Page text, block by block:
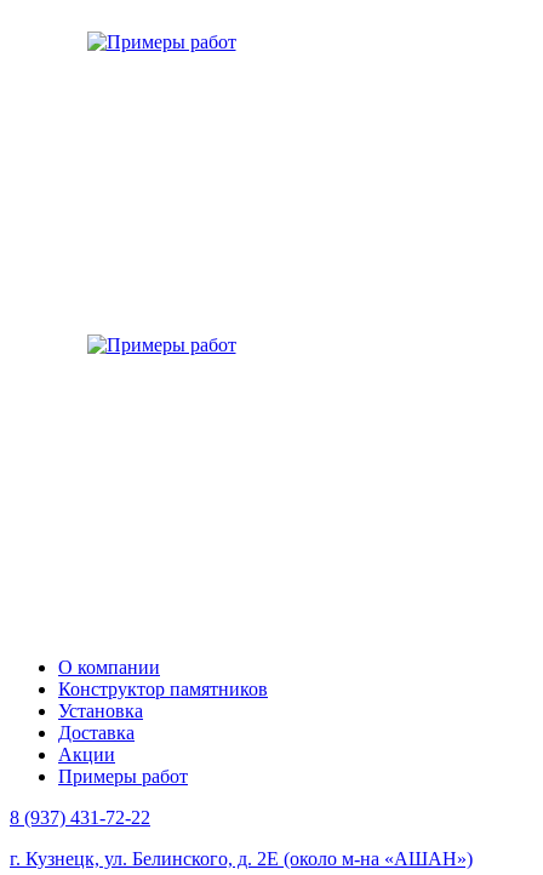
О компании
Конструктор памятников
Установка
Доставка
Акции
Примеры работ
8 (937) 431-72-22
г. Кузнецк, ул. Белинского, д. 2Е (около м-на «АШАН»)